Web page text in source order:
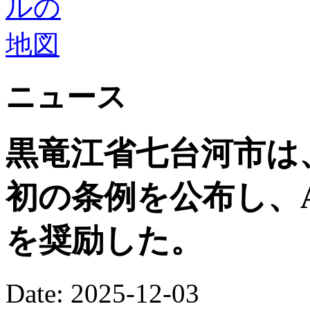
ニュース
黒竜江省七台河市
初の条例を公布し
を奨励した。
Date: 2025-12-03